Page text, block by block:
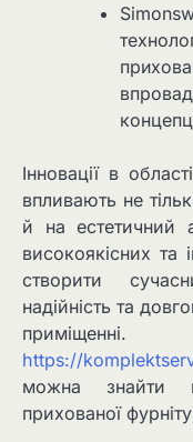
Інновації в
впливають не
й на естетичний
високоякісних та
створити
надійність та
https://
можна знайти
прихованої